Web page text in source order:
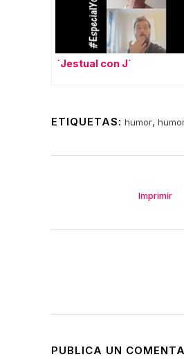
`Jestual con J´
ETIQUETAS: humor,
Imprimir
PUBLICA UN